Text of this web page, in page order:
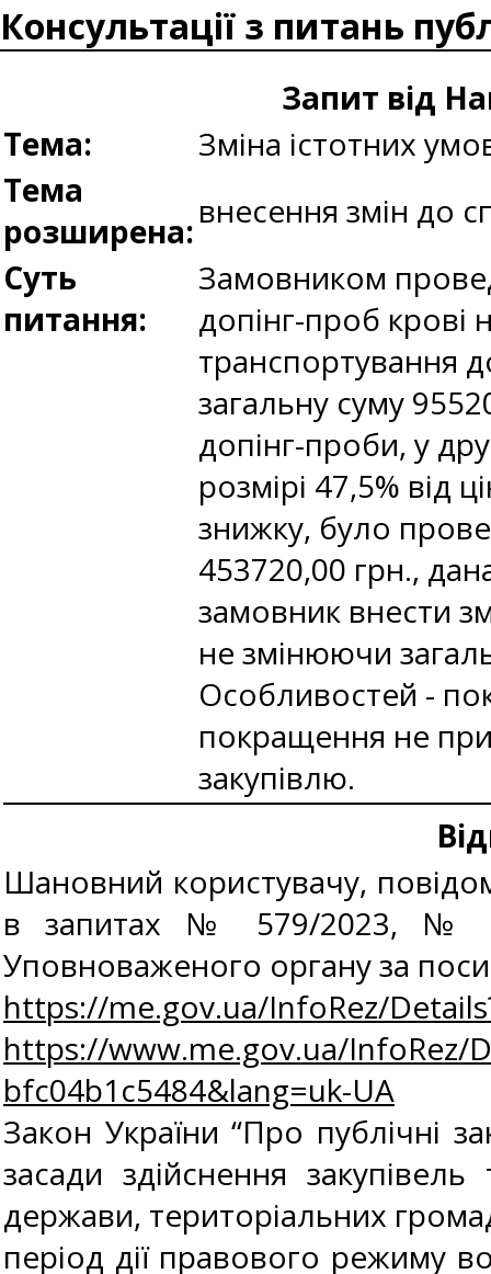
Консультації з питань
Запит від
Тема:
Зміна істотних
Тема
розширена:внесення змін до
Суть
питання:
Замовником
допінг-проб крові
транспортування
загальну суму
допінг-проби, у
розмірі 47,5% від
знижку, було
453720,00 грн.,
замовник внести
не змінюючи
Особливостей -
покращення не
закупівлю.
Шановний користувачу,
в запитах № 579/2023, №
Уповноваженого органу за
https://me.gov.ua/InfoRez/
https://www.me.gov.ua/InfoRez/
bfc04b1c5484&lang=uk-UA
Закон України “Про публічні
засади здійснення
держави, територіальних
період дії правового режиму